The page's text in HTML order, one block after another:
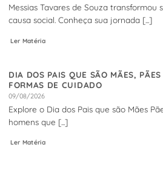
Messias Tavares de Souza transformou
causa social. Conheça sua jornada [...]
Ler Matéria
DIA DOS PAIS QUE SÃO MÃES,
FORMAS DE CUIDADO
09/08/2026
Explore o Dia dos Pais que são Mães
homens que [...]
Ler Matéria